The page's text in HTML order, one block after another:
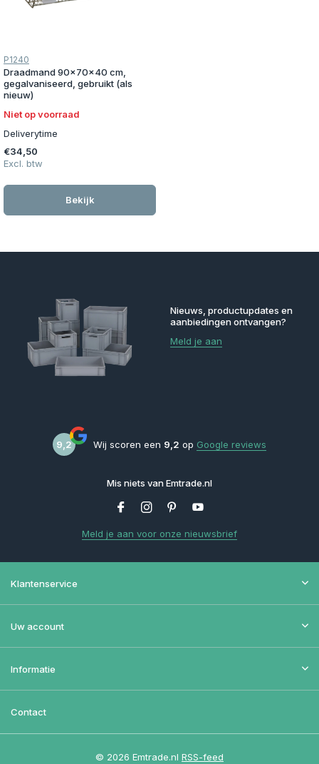
P1240
Draadmand 90x70x40 cm,
gegalvaniseerd, gebruikt (als
nieuw)
Niet op voorraad
Deliverytime
€34,50
Excl. btw
Bekijk
Nieuws, productupdates en
aanbiedingen ontvangen?
Meld je aan
9,2 Wij scoren een 9,2 op Google reviews
Mis niets van Emtrade.nl
Meld je aan voor onze nieuwsbrief
Klantenservice
Uw account
Informatie
Contact
© 2026 Emtrade.nl RSS-feed